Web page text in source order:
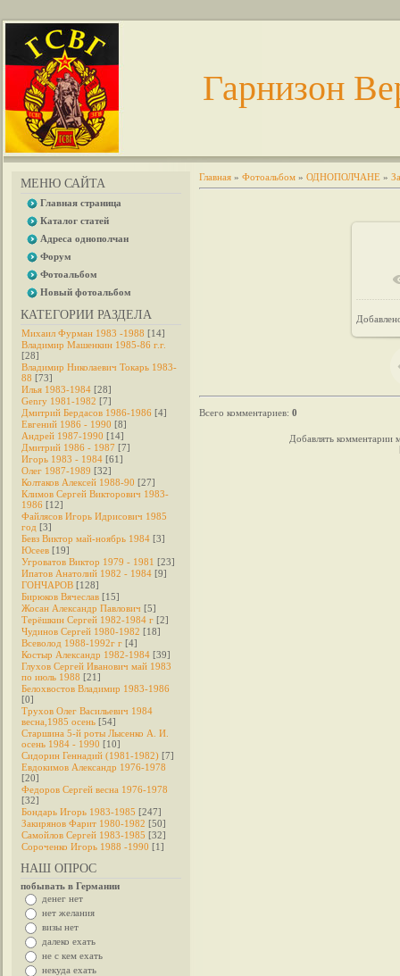
Гарнизон
МЕНЮ САЙТА
Главная страница
Каталог статей
Адреса однополчан
Форум
Фотоальбом
Новый фотоальбом
КАТЕГОРИИ РАЗДЕЛА
Михаил Фурман 1983 -1988 [14]
Владимир Машенкин 1985-86 г.г.
[28]
Владимир Николаевич Токарь 1983-
88 [73]
Илья 1983-1984 [28]
Genry 1981-1982 [7]
Дмитрий Бердасов 1986-1986 [4]
Евгений 1986 - 1990 [8]
Андрей 1987-1990 [14]
Дмитрий 1986 - 1987 [7]
Игорь 1983 - 1984 [61]
Олег 1987-1989 [32]
Колтаков Алексей 1988-90 [27]
Климов Сергей Викторович 1983-
1986 [12]
Файлясов Игорь Идрисович 1985
год [3]
Бевз Виктор май-ноябрь 1984 [3]
Юсеев [19]
Угроватов Виктор 1979 - 1981 [23]
Ипатов Анатолий 1982 - 1984 [9]
ГОНЧАРОВ [128]
Бирюков Вячеслав [15]
Жосан Александр Павлович [5]
Терёшкин Сергей 1982-1984 г [2]
Чудинов Сергей 1980-1982 [18]
Всеволод 1988-1992г г [4]
Костыр Александр 1982-1984 [39]
Глухов Сергей Иванович май 1983
по июль 1988 [21]
Белохвостов Владимир 1983-1986
[0]
Трухов Олег Васильевич 1984
весна,1985 осень [54]
Старшина 5-й роты Лысенко А. И.
осень 1984 - 1990 [10]
Сидорин Геннадий (1981-1982) [7]
Евдокимов Александр 1976-1978
[20]
Федоров Cергей весна 1976-1978
[32]
Бондарь Игорь 1983-1985 [247]
Закирянов Фарит 1980-1982 [50]
Самойлов Сергей 1983-1985 [32]
Сороченко Игорь 1988 -1990 [1]
НАШ ОПРОС
побывать в Германии
денег нет
нет желания
визы нет
далеко ехать
не с кем ехать
некуда ехать
Главная » Фотоальбом » ОДНОПОЛЧАНЕ »
Всего комментариев: 0
Добавлять комментарии